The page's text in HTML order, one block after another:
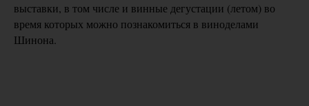
выставки, в том числе и винные дегустации (летом) во
время которых можно познакомиться в виноделами
Шинона.